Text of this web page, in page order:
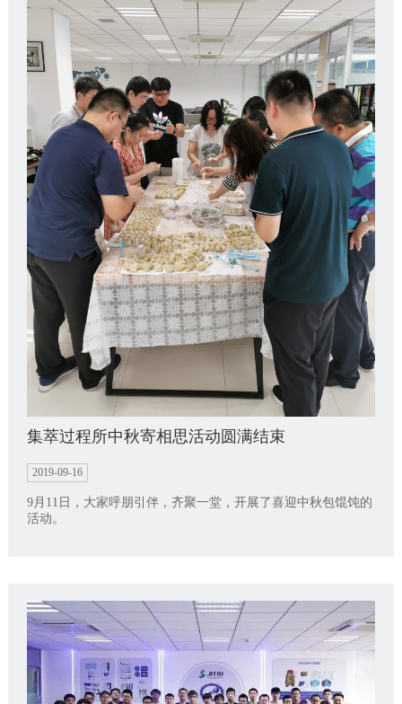
集萃过程所中秋寄相思活动圆满结束
2019-09-16
9月11日，大家呼朋引伴，齐聚一堂，开展了喜迎中秋包馄饨的
活动。